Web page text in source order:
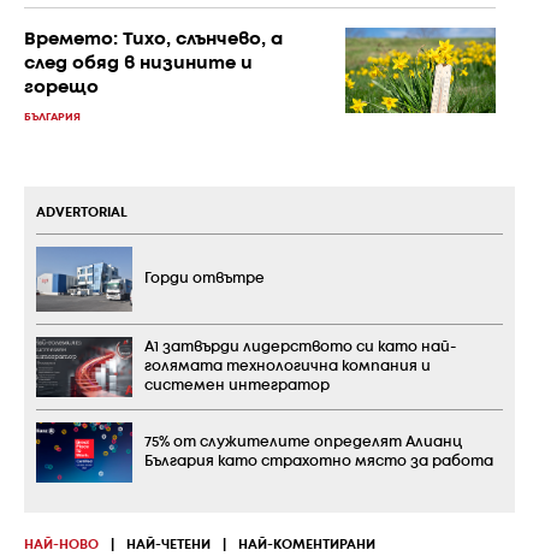
Времето: Тихо, слънчево, а
след обяд в низините и
горещо
БЪЛГАРИЯ
НАЙ-НОВО НАЙ-ЧЕТЕНИ НАЙ-КОМЕНТИРАНИ
ADVERTORIAL
Горди отвътре
А1 затвърди лидерството си като най-
голямата технологична компания и
системен интегратор
75% от служителите определят Алианц
България като страхотно място за работа